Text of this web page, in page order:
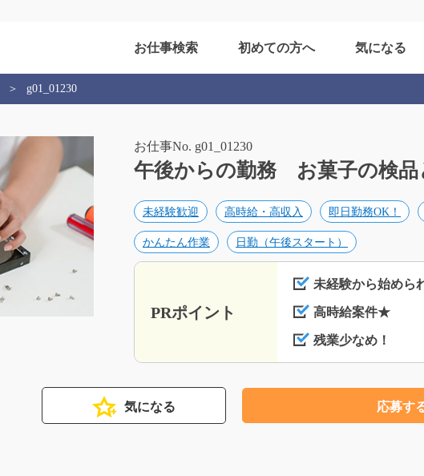
お仕事検索 初めての方へ 気になる
g01_01230
お仕事No. g01_01230
午後からの勤務 お菓子の検品
未経験歓迎 高時給・高収入 即日勤務OK！
かんたん作業 日勤（午後スタート）
PRポイント
未経験から始めら
高時給案件★
残業少なめ！
気になる 応募す